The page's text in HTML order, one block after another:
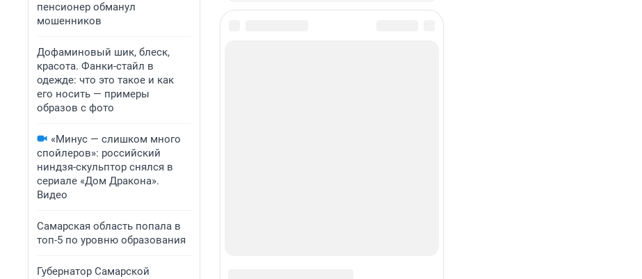
пенсионер обманул
мошенников
Дофаминовый шик, блеск,
красота. Фанки-стайл в
одежде: что это такое и как
его носить — примеры
образов с фото
«Минус — слишком много
спойлеров»: российский
ниндзя-скульптор снялся в
сериале «Дом Дракона».
Видео
Самарская область попала в
топ-5 по уровню образования
Губернатор Самарской